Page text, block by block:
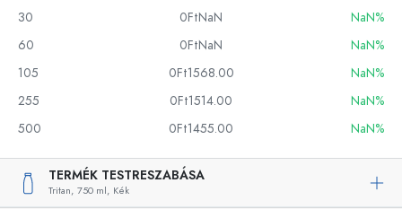
30
0FtNaN
NaN%
60
0FtNaN
NaN%
105
0Ft1568.00
NaN%
255
0Ft1514.00
NaN%
500
0Ft1455.00 NaN%
TERMÉK TESTRESZABÁSA
Tritan, 750 ml, Kék